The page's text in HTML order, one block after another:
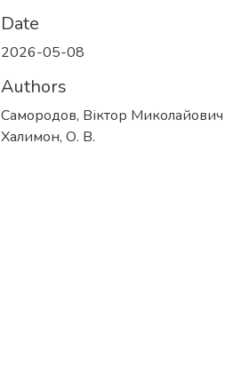
Date
2026-05-08
Authors
Самородов, Віктор Миколайович
Халимон, О. В.